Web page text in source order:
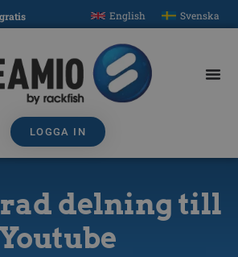
English Svenska
LOGGA IN
delning till